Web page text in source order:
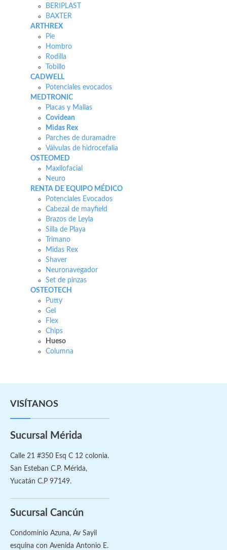
BERIPLAST
BAXTER
ARTHREX
Pie
Hombro
Rodilla
Tobillo
CADWELL
Potenciales evocados
MEDTRONIC
Placas y Mallas
Covidean
Midas Rex
Parches de duramadre
Válvulas de hidrocefalia
OSTEOMED
Maxilofacial
Neuro
RENTA DE EQUIPO MÉDICO
Potenciales Evocados
Cabezal de mayfield
Brazos de Leyla
Silla de Playa
Trimano
Midas Rex
Shaver
Neuronavegador
Set de pinzas
OSTEOTECH
Putty
Gel
Flex
Chips
Hueso
Columna
VISÍTANOS
Sucursal Mérida
Calle 21 #350 Esq C 12 colonia.
San Esteban C.P. Mérida,
Yucatán C.P 97149.
Sucursal Cancún
Condominio Azuna, Av Sayil
esquina con Avenida Antonio E.